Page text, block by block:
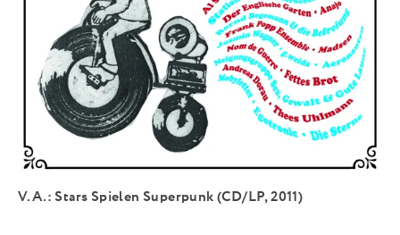
V.A.: Stars Spielen Superpunk (CD/LP, 2011)